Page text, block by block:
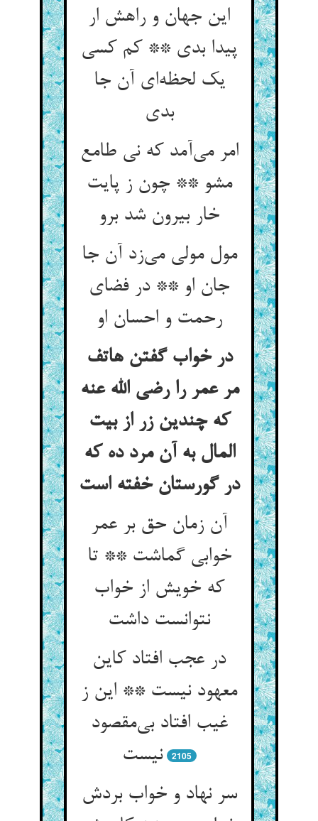
این جهان و راهش ار
پیدا بدی ** کم کسی
یک لحظه‌‌ای آن جا
بدی‌‌
امر می‌‌آمد که نی طامع
مشو ** چون ز پایت
خار بیرون شد برو
مول مولی می‌‌زد آن جا
جان او ** در فضای
رحمت و احسان او
در خواب گفتن هاتف
مر عمر را رضی الله عنه
که چندین زر از بیت
المال به آن مرد ده که
در گورستان خفته است
آن زمان حق بر عمر
خوابی گماشت ** تا
که خویش از خواب
در عجب افتاد کاین
معهود نیست ** این ز
غیب افتاد بی‌‌مقصود
نیست‌‌
2105
سر نهاد و خواب بردش